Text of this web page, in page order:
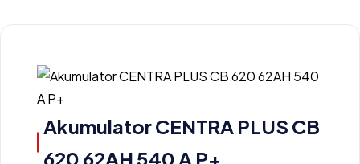
Akumulator CENTRA PLUS CB
620 62AH 540 A P+